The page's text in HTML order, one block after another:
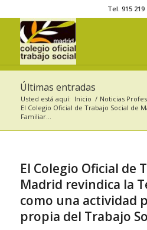
Tel. 915 219
Últimas entradas
Usted está aquí: Inicio / Noticias
El Colegio Oficial de Trabajo Social de
Familiar...
El Colegio Oficial de
Madrid revindica la
como una actividad
propia del Trabajo